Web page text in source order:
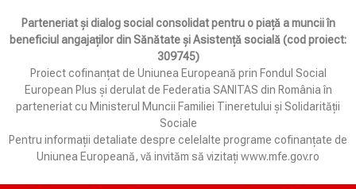
Parteneriat și dialog social consolidat pentru o piață a muncii în
beneficiul angajaților din Sănătate și Asistență socială (cod proiect:
309745)
Proiect cofinanțat de Uniunea Europeană prin Fondul Social
European Plus și derulat de Federatia SANITAS din România în
parteneriat cu Ministerul Muncii Familiei Tineretului și Solidarității
Sociale
Pentru informații detaliate despre celelalte programe cofinanțate de
Uniunea Europeană, vă invităm să vizitați www.mfe.gov.ro